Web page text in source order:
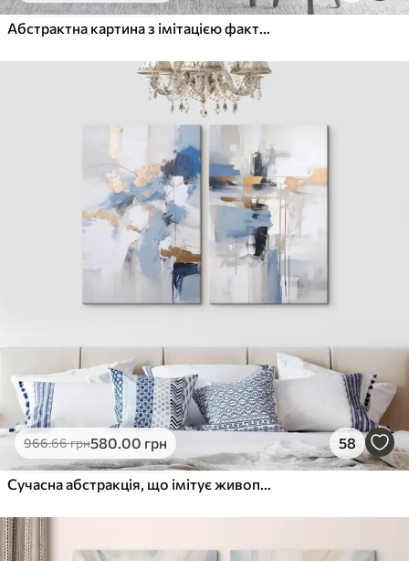
Абстрактна картина з імітацією фактури та мазками пензля білого, синього та бежевого кольорів
966.66грн580.00 грн 58
Сучасна абстракція, що імітує живопис